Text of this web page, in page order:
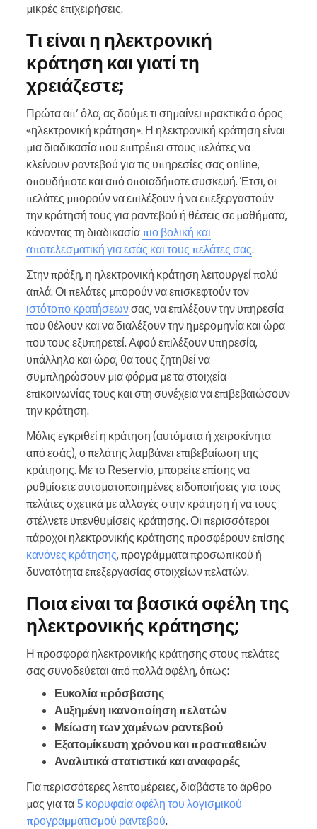
μικρές επιχειρήσεις.
Τι είναι η ηλεκτρονική
κράτηση και γιατί τη
χρειάζεστε;
Πρώτα απ’ όλα, ας δούμε τι σημαίνει πρακτικά ο όρος
«ηλεκτρονική κράτηση». Η ηλεκτρονική κράτηση είναι
μια διαδικασία που επιτρέπει στους πελάτες να
κλείνουν ραντεβού για τις υπηρεσίες σας online,
οπουδήποτε και από οποιαδήποτε συσκευή. Έτσι, οι
πελάτες μπορούν να επιλέξουν ή να επεξεργαστούν
την κράτησή τους για ραντεβού ή θέσεις σε μαθήματα,
κάνοντας τη διαδικασία πιο βολική και
αποτελεσματική για εσάς και τους πελάτες σας.
Στην πράξη, η ηλεκτρονική κράτηση λειτουργεί πολύ
απλά. Οι πελάτες μπορούν να επισκεφτούν τον
ιστότοπο κρατήσεωνσας, να επιλέξουν την υπηρεσία
που θέλουν και να διαλέξουν την ημερομηνία και ώρα
που τους εξυπηρετεί. Αφού επιλέξουν υπηρεσία,
υπάλληλο και ώρα, θα τους ζητηθεί να
συμπληρώσουν μια φόρμα με τα στοιχεία
επικοινωνίας τους και στη συνέχεια να επιβεβαιώσουν
την κράτηση.
Μόλις εγκριθεί η κράτηση (αυτόματα ή χειροκίνητα
από εσάς), ο πελάτης λαμβάνει επιβεβαίωση της
κράτησης. Με το Reservio, μπορείτε επίσης να
ρυθμίσετε αυτοματοποιημένες ειδοποιήσεις για τους
πελάτες σχετικά με αλλαγές στην κράτηση ή να τους
στέλνετε υπενθυμίσεις κράτησης. Οι περισσότεροι
πάροχοι ηλεκτρονικής κράτησης προσφέρουν επίσης
κανόνες κράτησης, προγράμματα προσωπικού ή
δυνατότητα επεξεργασίας στοιχείων πελατών.
Ποια είναι τα βασικά οφέλη της
ηλεκτρονικής κράτησης;
Η προσφορά ηλεκτρονικής κράτησης στους πελάτες
σας συνοδεύεται από πολλά οφέλη, όπως:
Ευκολία πρόσβασης
Αυξημένη ικανοποίηση πελατών
Μείωση των χαμένων ραντεβού
Εξατομίκευση χρόνου και προσπαθειών
Αναλυτικά στατιστικά και αναφορές
Για περισσότερες λεπτομέρειες, διαβάστε το άρθρο
μας για τα 5 κορυφαία οφέλη του λογισμικού
προγραμματισμού ραντεβού.